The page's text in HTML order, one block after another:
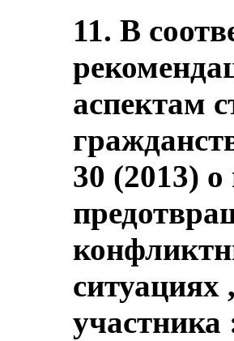
11. В
аспектам
30 (2013)
ситуациях
участника